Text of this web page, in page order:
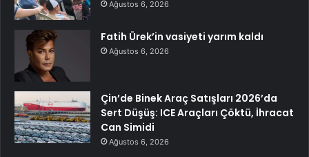
Ağustos 6, 2026
Fatih Ürek’in vasiyeti yarım kaldı
Ağustos 6, 2026
Çin’de Binek Araç Satışları 2026’da
Sert Düşüş: ICE Araçları Çöktü, İhracat
Can Simidi
Ağustos 6, 2026